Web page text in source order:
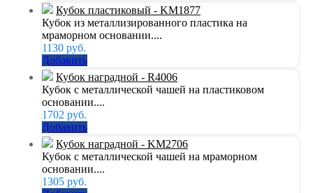
Кубок пластиковый - KM1877
Кубок из металлизированного пластика на
мраморном основании....
1130 руб.
Добавить
Кубок наградной - R4006
Кубок с металлической чашей на пластиковом
основании....
1702 руб.
Добавить
Кубок наградной - KM2706
Кубок с металлической чашей на мраморном
основании....
1305 руб.